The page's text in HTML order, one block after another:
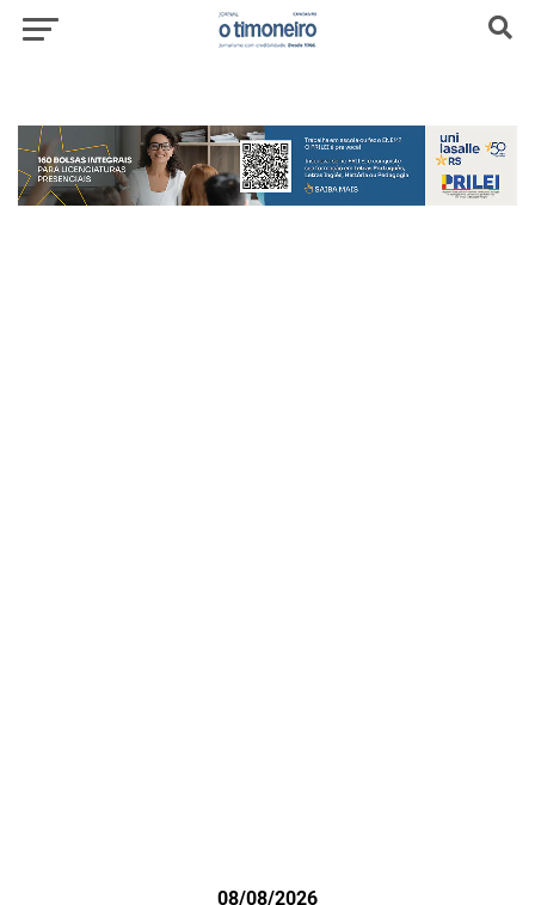
08/08/2026